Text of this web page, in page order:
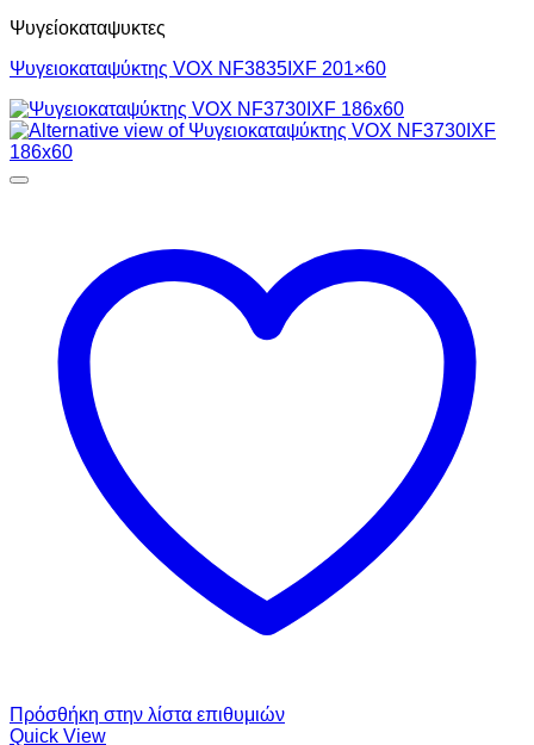
Ψυγείοκαταψυκτες
Ψυγειοκαταψύκτης VOX NF3835IXF 201×60
Πρόσθήκη στην λίστα επιθυμιών
Quick View